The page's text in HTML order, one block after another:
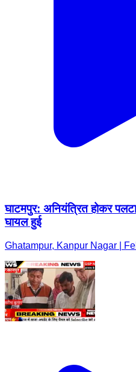
घाटमपुर: अनियंत्रित होकर
घायल हुई
Ghatampur, Kanpur Nagar |